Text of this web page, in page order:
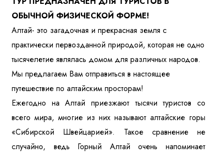
ОБЫЧНОЙ ФИЗИЧЕСКОЙ ФОРМЕ!
Алтай- это загадочная и прекрасная земля с
практически первозданной природой, которая не одно
тысячелетие являлась домом для различных народов.
Мы предлагаем Вам отправиться в настоящее
путешествие по алтайским просторам!
Ежегодно на Алтай приезжают тысячи туристов со
всего мира, многие из них называют алтайские горы
«Сибирской Швейцарией». Такое сравнение не
случайно, ведь Горный Алтай очень напоминает
Куда бы Вы хотели отправиться?
Я даю согласие на обработку персональных данныхи
ознакомлен
обработки персональных данных